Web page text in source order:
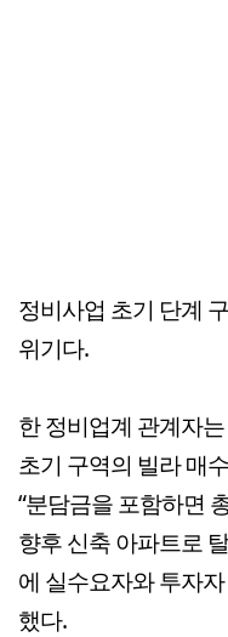
정비사업 초기 단계
위기다.
한 정비업계 관계자는
초기 구역의 빌라 매
“분담금을 포함하면
향후 신축 아파트로
에 실수요자와 투자
했다.